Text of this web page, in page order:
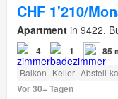
CHF 1'210/
Apartment in 9422,
4 1 85
Balkon Keller Abstell-
Vor 30+ Tagen